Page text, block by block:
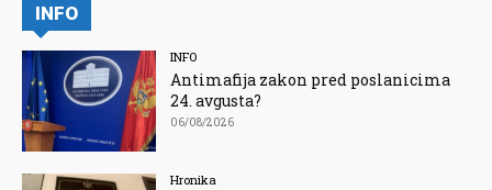
INFO
INFO
Antimafija zakon pred poslanicima
24. avgusta?
06/08/2026
Hronika